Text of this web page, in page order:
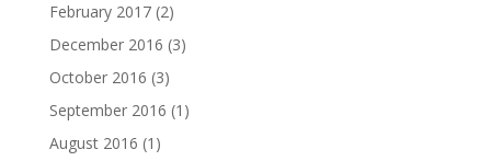
February 2017(2)
December 2016 (3)
October 2016 (3)
September 2016 (1)
August 2016 (1)